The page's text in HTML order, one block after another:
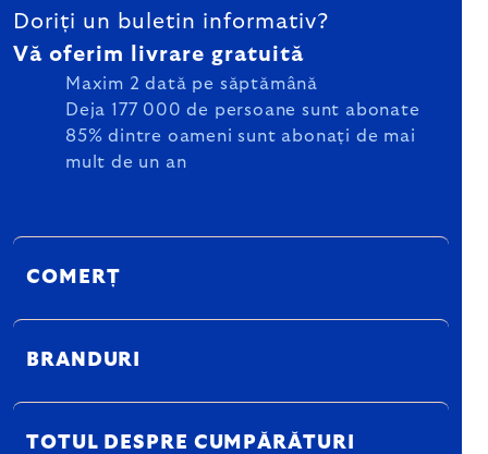
Doriți un buletin informativ?
Vă oferim livrare gratuită
Maxim 2 dată pe săptămână
Deja 177 000 de persoane sunt abonate
85% dintre oameni sunt abonați de mai
mult de un an
COMERȚ
BRANDURI
TOTUL DESPRE CUMPĂRĂTURI